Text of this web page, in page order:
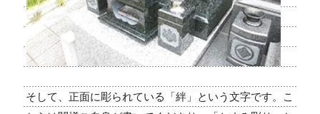
そして、正面に彫られている「絆」という文字です。こ